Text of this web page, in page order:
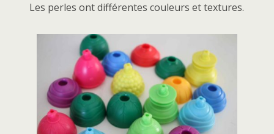
Les perles ont différentes couleurs et textures.